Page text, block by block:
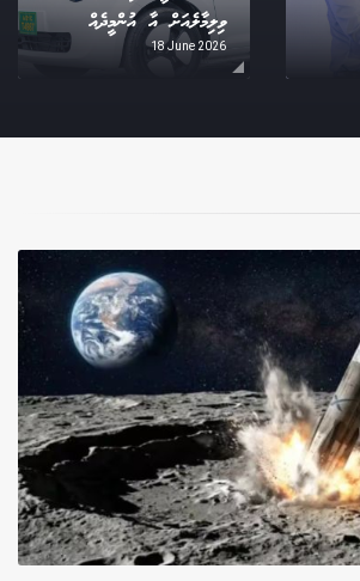
ވިލިމާލެއަށް އާ އުންމީދެއް
18 June 2026